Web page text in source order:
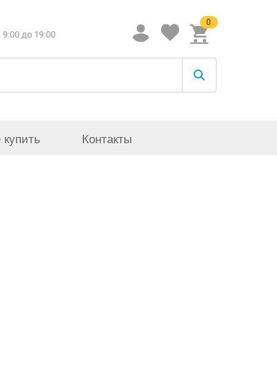
9:00 до 19:00
0
купить Контакты